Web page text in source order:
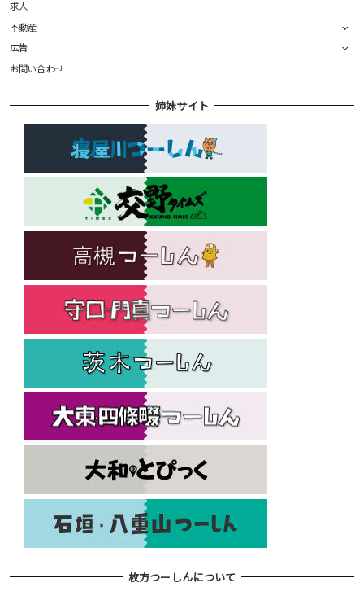
求人
不動産
広告
お問い合わせ
姉妹サイト
枚方つーしんについて